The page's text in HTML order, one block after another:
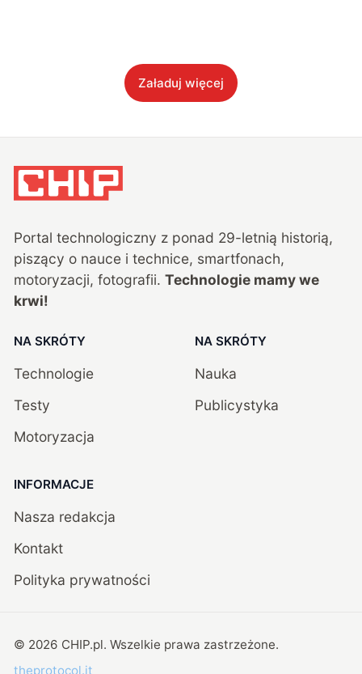
Załaduj więcej
Portal technologiczny z ponad 29-letnią historią,
piszący o nauce i technice, smartfonach,
motoryzacji, fotografii. Technologie mamy we
krwi!
NA SKRÓTY
Technologie
Testy
Motoryzacja
NA SKRÓTY
Nauka
Publicystyka
INFORMACJE
Nasza redakcja
Kontakt
Polityka prywatności
© 2026 CHIP.pl. Wszelkie prawa zastrzeżone.
theprotocol.it